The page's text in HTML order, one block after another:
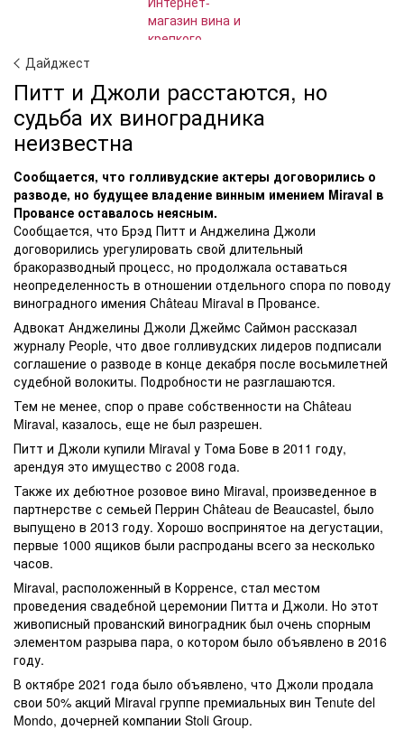
Дайджест
Питт и Джоли расстаются, но
судьба их виноградника
неизвестна
Сообщается, что голливудские актеры договорились о
разводе, но будущее владение винным имением Miraval в
Провансе оставалось неясным.
Сообщается, что Брэд Питт и Анджелина Джоли
договорились урегулировать свой длительный
бракоразводный процесс, но продолжала оставаться
неопределенность в отношении отдельного спора по поводу
виноградного имения Château Miraval в Провансе.
Адвокат Анджелины Джоли Джеймс Саймон рассказал
журналу People, что двое голливудских лидеров подписали
соглашение о разводе в конце декабря после восьмилетней
судебной волокиты. Подробности не разглашаются.
Тем не менее, спор о праве собственности на Château
Miraval, казалось, еще не был разрешен.
Питт и Джоли купили Miraval у Тома Бове в 2011 году,
арендуя это имущество с 2008 года.
Также их дебютное розовое вино Miraval, произведенное в
партнерстве с семьей Перрин Château de Beaucastel, было
выпущено в 2013 году. Хорошо воспринятое на дегустации,
первые 1000 ящиков были распроданы всего за несколько
часов.
Miraval, расположенный в Корренсе, стал местом
проведения свадебной церемонии Питта и Джоли. Но этот
живописный прованский виноградник был очень спорным
элементом разрыва пара, о котором было объявлено в 2016
году.
В октябре 2021 года было объявлено, что Джоли продала
свои 50% акций Miraval группе премиальных вин Tenute del
Mondo, дочерней компании Stoli Group.